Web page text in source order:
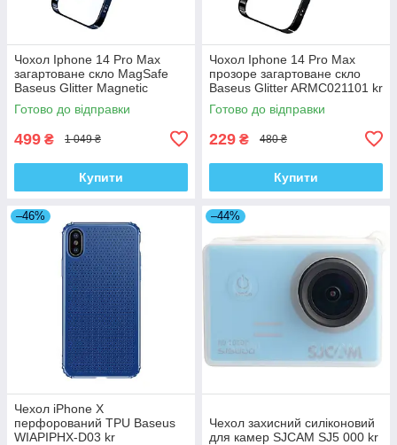
Чохол Iphone 14 Pro Max
загартоване скло MagSafe
Baseus Glitter Magnetic
ARMC010703 kr
Готово до відправки
499 ₴ 1 049 ₴
Купити
Чохол Iphone 14 Pro Max
прозоре загартоване скло
Baseus Glitter ARMC021101 kr
Готово до відправки
229 ₴ 480 ₴
Купити
–46%
Чехол iPhone X
перфорований TPU Baseus
WIAPIPHX-D03 kr
–44%
Чехол захисний силіконовий
для камер SJCAM SJ5 000 kr